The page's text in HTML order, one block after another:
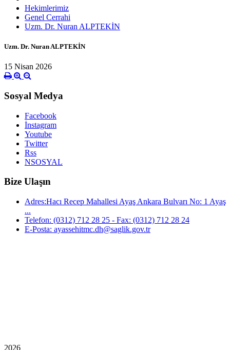
Hekimlerimiz
Genel Cerrahi
Uzm. Dr. Nuran ALPTEKİN
Uzm. Dr. Nuran ALPTEKİN
15 Nisan 2026
Sosyal Medya
Facebook
İnstagram
Youtube
Twitter
Rss
NSOSYAL
Bize Ulaşın
Adres:Hacı Recep Mahallesi Ayaş Ankara Bulvarı No: 1 Ayaş
...
Telefon: (0312) 712 28 25 - Fax: (0312) 712 28 24
E-Posta: ayassehitmc.dh@saglik.gov.tr
2026